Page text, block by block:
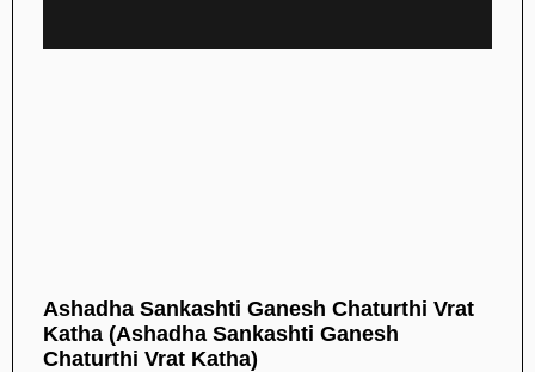
Ashadha Sankashti Ganesh Chaturthi Vrat
Katha (Ashadha Sankashti Ganesh
Chaturthi Vrat Katha)